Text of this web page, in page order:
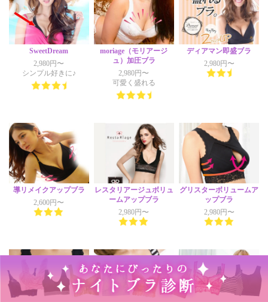
SweetDream
2,980円〜
シンプル好きに♪
moriage（モリアージ
ュ）加圧ブラ
2,980円〜
可愛く盛れる
ディアマン即盛ブラ
2,980円〜
導リメイクアップブラ
2,600円〜
レスタリアージュボリュ
ームアップブラ
2,980円〜
グリスターボリュームア
ップブラ
2,980円〜